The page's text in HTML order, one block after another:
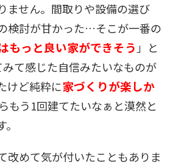
ません。間取りや設備の選び
検討が甘かった…そこが一番の
もっと良い家ができそう 」と
て感じた自信みたいなものが
けど純粋に家づくりが楽しか
もう1回建てたいなぁと漠然と
改めて気が付いたこともありま